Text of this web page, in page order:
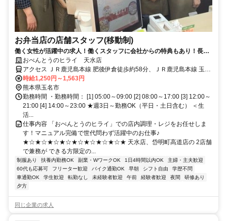
お弁当店の店舗スタッフ(移動制)
働く女性が活躍中の求人！働くスタッフに会社からの特典もあり！長～
く働ける環境♪
おべんとうのヒライ 天水店
アクセス ＪＲ鹿児島本線 肥後伊倉徒歩約58分、ＪＲ鹿児島本線 玉名
南口徒歩約85分、ＪＲ九州新幹線 新玉名南口徒歩約101分 玉名市立
玉水小学校から徒歩13分
時給1,250円～1,563円
熊本県玉名市
勤務時間 ・勤務時間： [1] 05:00～09:00 [2] 08:00～17:00 [3] 12:00～
21:00 [4] 14:00～23:00 ★週3日～勤務OK（平日・土日含む） ＜生
活...
仕事内容 「おべんとうのヒライ」での店内調理・レジをお任せしま
す！マニュアル完備で世代問わず活躍中のお仕事♪
★☆★☆★☆★☆★☆★☆★☆★☆★ 天水店、岱明町高道店の 2店舗
で兼務が できる方限定の...
制服あり 扶養内勤務OK 副業・WワークOK 1日4時間以内OK
主婦・主夫歓迎
60代も応募可
フリーター歓迎 バイク通勤OK 早朝 シフト自由
学歴不問
車通勤OK
学生歓迎 転勤なし 未経験者歓迎 午前 経験者歓迎 夜間
研修あり
夕方
同じ企業の求人